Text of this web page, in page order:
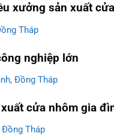
xưởng sản xuất
Tháp
nghiệp lớn
Đồng Tháp
cửa nhôm gia
Tháp